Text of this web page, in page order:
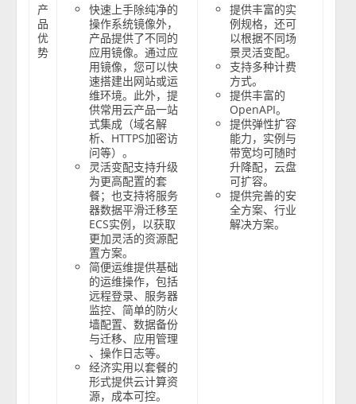
产
品
优
势
快速上手除纯净的
操作系统镜像外，
产品提供了不同的
应用镜像。通过应
用镜像，您可以快
速搭建出网站或运
维环境。此外，提
供常用云产品一站
式集成（域名解
析、HTTPS加密访
问等）。
灵活变配支持升级
为更高配置的套
餐；也支持将服务
器数据平滑迁移至
ECS实例，以获取
更加灵活的资源配
置方案。
简便运维提供基础
的运维操作，包括
远程登录、服务器
监控、简单的防火
墙配置、数据备份
与迁移、应用管理
、操作日志等。
经济实用以套餐的
形式提供云计算资
源，成本可控。
提供丰富的实
例规格，还可
以根据不同场
景灵活变配。
支持多种计费
方式。
提供丰富的
OpenAPI。
提供弹性扩容
能力，实例与
带宽均可随时
升降配，云盘
可扩容。
提供完善的安
全方案、行业
解决方案。